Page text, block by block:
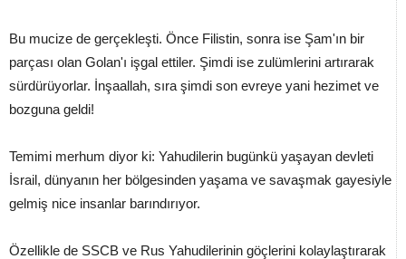
Bu mucize de gerçekleşti. Önce Filistin, sonra ise Şam'ın bir
parçası olan Golan'ı işgal ettiler. Şimdi ise zulümlerini artırarak
sürdürüyorlar. İnşaallah, sıra şimdi son evreye yani hezimet ve
bozguna geldi!
Temimi merhum diyor ki: Yahudilerin bugünkü yaşayan devleti
İsrail, dünyanın her bölgesinden yaşama ve savaşmak gayesiyle
gelmiş nice insanlar barındırıyor.
Özellikle de SSCB ve Rus Yahudilerinin göçlerini kolaylaştırarak